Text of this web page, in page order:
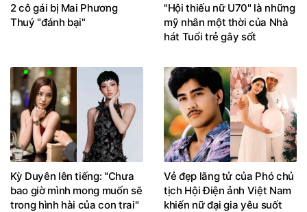
2 cô gái bị Mai Phương
Thuý "đánh bại"
"Hội thiếu nữ U70" là những
mỹ nhân một thời của Nhà
hát Tuổi trẻ gây sốt
Kỳ Duyên lên tiếng: "Chưa
bao giờ mình mong muốn sẽ
trong hình hài của con trai"
Vẻ đẹp lãng tử của Phó chủ
tịch Hội Điện ảnh Việt Nam
khiến nữ đại gia yêu suốt